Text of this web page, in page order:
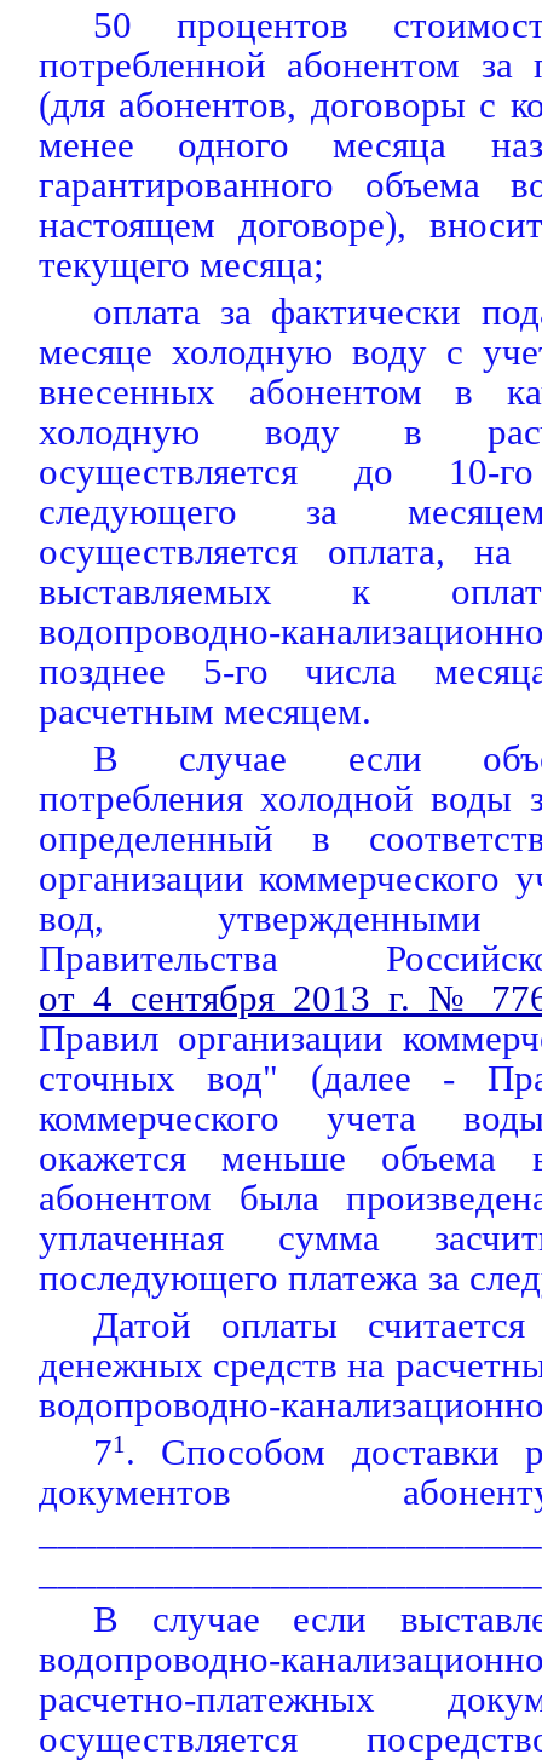
50 процентов
потребленной абонентом
(для абонентов, договоры с
менее одного месяца
гарантированного объема
настоящем договоре),
текущего месяца;
оплата за фактически
месяце холодную воду с
внесенных абонентом в
холодную воду в
осуществляется до 10-
следующего за
осуществляется оплата, на
выставляемых к
водопроводно-
позднее 5-го числа
расчетным месяцем.
В случае если
потребления холодной воды
определенный в
организации коммерческого
вод, утвержденными
Правительства
от 4 сентября 2013 г. №
Правил организации
сточных вод" (далее -
коммерческого учета
окажется меньше объема
абонентом была
уплаченная сумма
последующего платежа за
Датой оплаты
денежных средств на
водопроводно-
71 . Способом доставки
документов
В случае если
водопроводно-
расчетно-платежных
осуществляется